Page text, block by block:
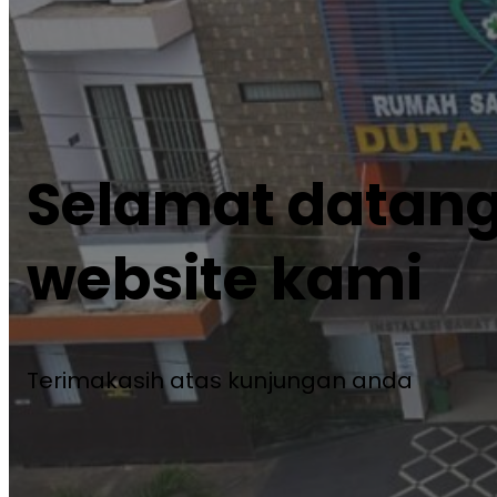
Selamat
website kami
Terimakasih atas kunjungan anda